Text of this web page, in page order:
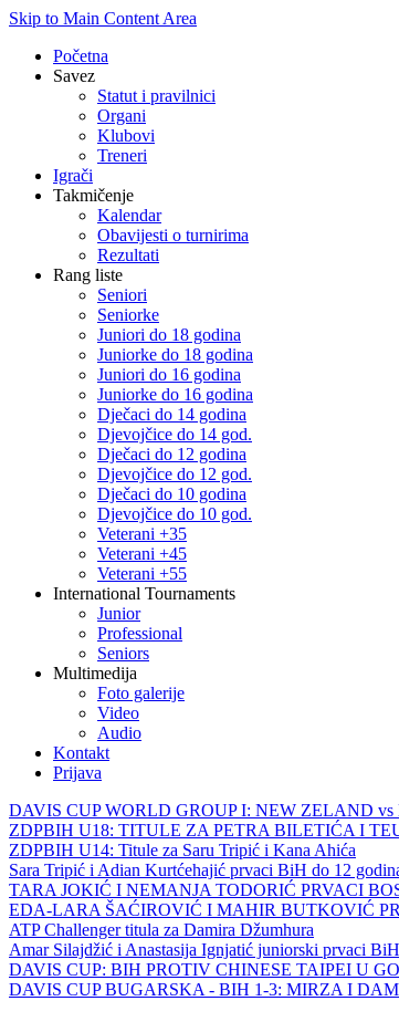
Skip to Main Content Area
Početna
Savez
Statut i pravilnici
Organi
Klubovi
Treneri
Igrači
Takmičenje
Kalendar
Obavijesti o turnirima
Rezultati
Rang liste
Seniori
Seniorke
Juniori do 18 godina
Juniorke do 18 godina
Juniori do 16 godina
Juniorke do 16 godina
Dječaci do 14 godina
Djevojčice do 14 god.
Dječaci do 12 godina
Djevojčice do 12 god.
Dječaci do 10 godina
Djevojčice do 10 god.
Veterani +35
Veterani +45
Veterani +55
International Tournaments
Junior
Professional
Seniors
Multimedija
Foto galerije
Video
Audio
Kontakt
Prijava
DAVIS CUP WORLD GROUP I: NEW ZELAND vs
ZDPBIH U18: TITULE ZA PETRA BILETIĆA I
ZDPBIH U14: Titule za Saru Tripić i Kana Ahića
Sara Tripić i Adian Kurtćehajić prvaci BiH do 12
TARA JOKIĆ I NEMANJA TODORIĆ PRVACI
EDA-LARA ŠAĆIROVIĆ I MAHIR BUTKOVIĆ
ATP Challenger titula za Damira Džumhura
Amar Silajdžić i Anastasija Ignjatić juniorski prvaci
DAVIS CUP: BIH PROTIV CHINESE TAIPEI U
DAVIS CUP BUGARSKA - BIH 1-3: MIRZA I